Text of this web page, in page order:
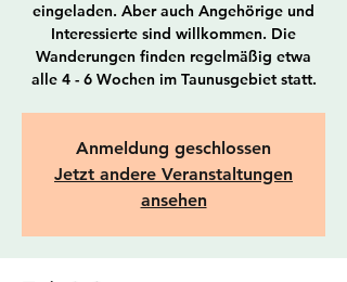
eingeladen. Aber auch Angehörige und
Interessierte sind willkommen. Die
Wanderungen finden regelmäßig etwa
alle 4 - 6 Wochen im Taunusgebiet statt.
Anmeldung geschlossen
Jetzt andere Veranstaltungen
ansehen